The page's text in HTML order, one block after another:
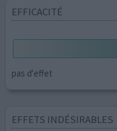
EFFICACITÉ
pas d'effet
EFFETS INDÉSIRABLES